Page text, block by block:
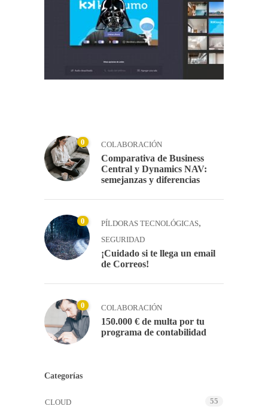
0 COLABORACIÓN
Comparativa de Business
Central y Dynamics NAV:
semejanzas y diferencias
0 PÍLDORAS TECNOLÓGICAS,
SEGURIDAD
¡Cuidado si te llega un email
de Correos!
0 COLABORACIÓN
150.000 € de multa por tu
programa de contabilidad
Categorías
CLOUD 55